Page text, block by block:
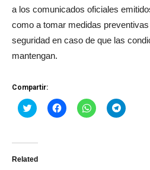
a los comunicados oficiales
como a tomar medidas
seguridad en caso de que las
mantengan.
Compartir:
Haz
clic
Twitter
abre
Haz
clic
Haz
clic
Haz
clic
Related